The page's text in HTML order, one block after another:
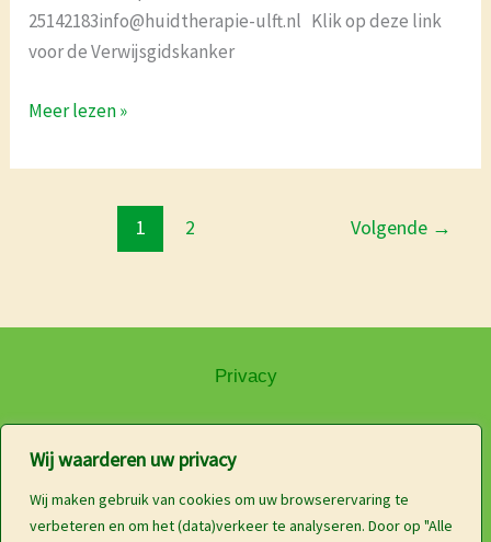
Wij waarderen uw privacy
Wij maken gebruik van cookies om uw browserervaring te
verbeteren en om het (data)verkeer te analyseren. Door op "Alle
25142183info@huidtherapie-ulft.nl Klik op deze link
voor de Verwijsgidskanker
Meer lezen »
1 2 Volgende →
Privacy